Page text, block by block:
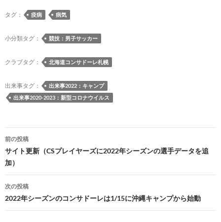
e
b
o
o
k
es
k
y
ds
n
タグ： 疫病 病気
小分類タグ： 競技：男子サッカー
クラブタグ： 北海道コンサドーレ札幌
出来事タグ：
出来事2022：キャンプ
出来事2020-2023：新型コロナウイルス
投
稿
ナ
ビ
ゲ
前の投稿
サイト更新（CSプレイヤーズに2022年シーズンの選手データを追
加）
次の投稿
2022年シーズンのコンサドーレは1/15に沖縄キャンプから始動